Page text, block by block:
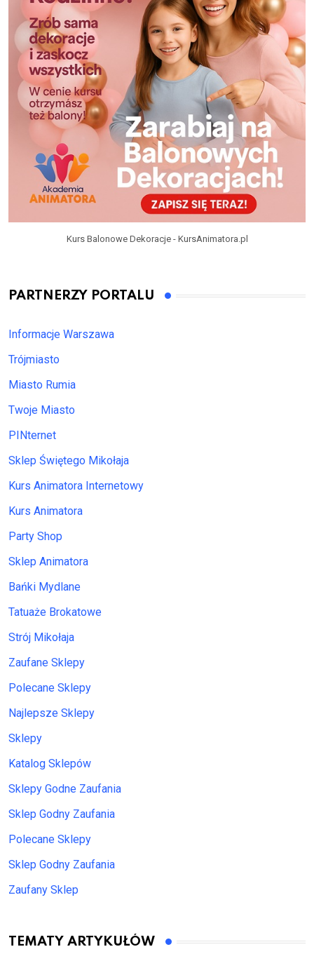
Kurs Balonowe Dekoracje - KursAnimatora.pl
PARTNERZY PORTALU
Informacje Warszawa
Trójmiasto
Miasto Rumia
Twoje Miasto
PINternet
Sklep Świętego Mikołaja
Kurs Animatora Internetowy
Kurs Animatora
Party Shop
Sklep Animatora
Bańki Mydlane
Tatuaże Brokatowe
Strój Mikołaja
Zaufane Sklepy
Polecane Sklepy
Najlepsze Sklepy
Sklepy
Katalog Sklepów
Sklepy Godne Zaufania
Sklep Godny Zaufania
Polecane Sklepy
Sklep Godny Zaufania
Zaufany Sklep
TEMATY ARTYKUŁÓW